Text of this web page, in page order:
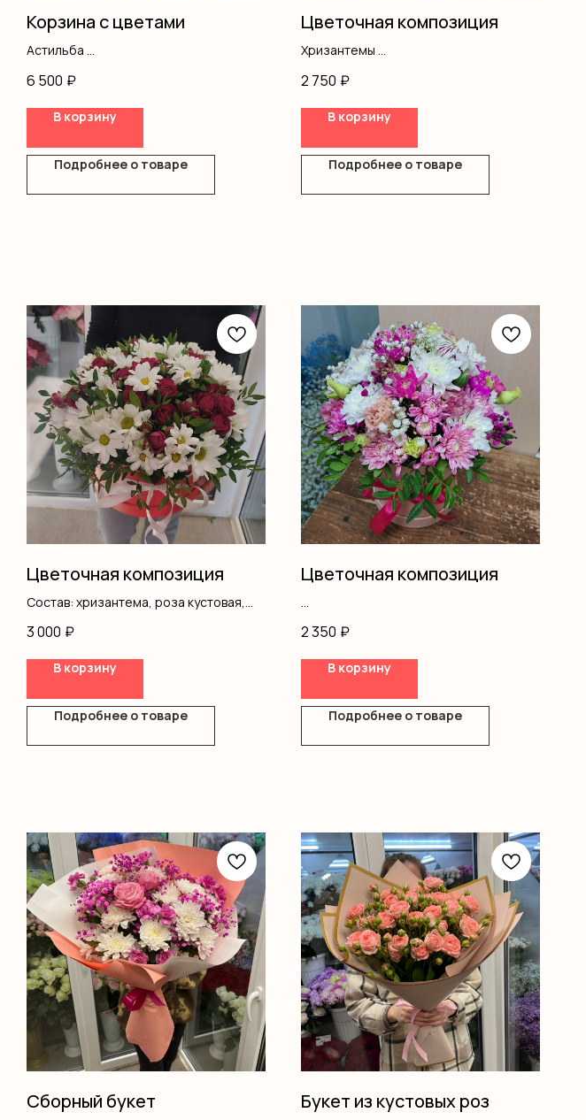
Корзина с цветами
Астильба
Кустовая роза
Роза одноголовая
Гипсофила
Эустома
Оазис
6 500 ₽
В корзину
Подробнее о товаре
Цветочная композиция
Хризантемы
Кустовая роза
Диантус
Оазис
2 750 ₽
В корзину
Подробнее о товаре
Цветочная композиция
Состав: хризантема, роза кустовая,
3 000 ₽
В корзину
Подробнее о товаре
Цветочная композиция
Эустома
Альстромерия
Гипсофила
Коробка
2 350 ₽
В корзину
Подробнее о товаре
Сборный букет Букет из кустовых роз